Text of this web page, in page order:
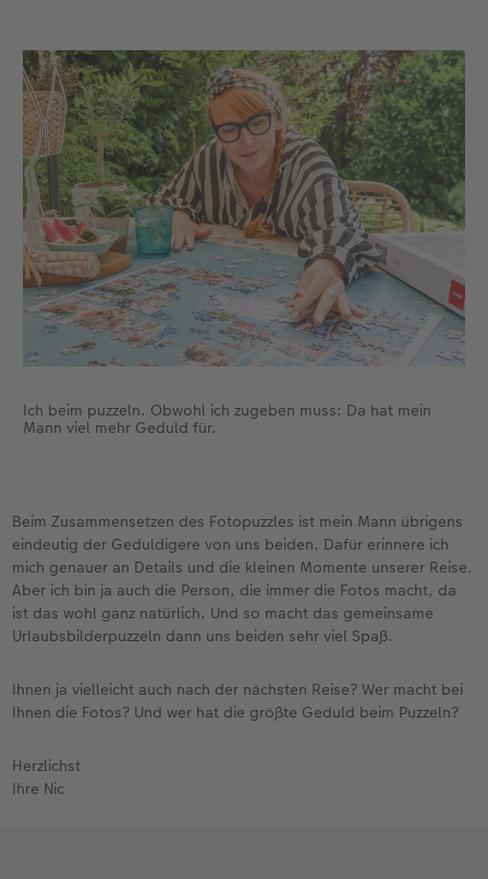
Ich beim puzzeln. Obwohl ich zugeben muss: Da hat mein
Mann viel mehr Geduld für.
Beim Zusammensetzen des Fotopuzzles ist mein Mann übrigens
eindeutig der Geduldigere von uns beiden. Dafür erinnere ich
mich genauer an Details und die kleinen Momente unserer Reise.
Aber ich bin ja auch die Person, die immer die Fotos macht, da
ist das wohl ganz natürlich. Und so macht das gemeinsame
Urlaubsbilderpuzzeln dann uns beiden sehr viel Spaß.
Ihnen ja vielleicht auch nach der nächsten Reise? Wer macht bei
Ihnen die Fotos? Und wer hat die größte Geduld beim Puzzeln?
Herzlichst
Ihre Nic